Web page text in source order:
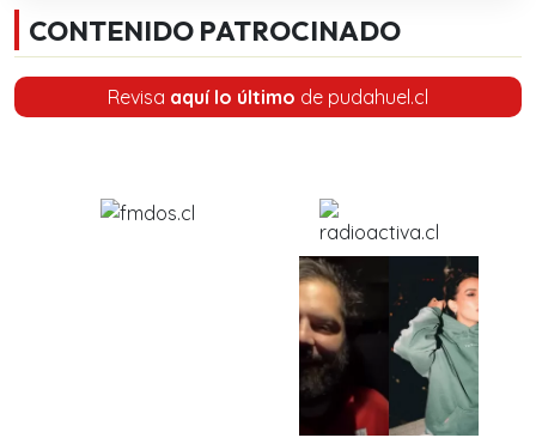
CONTENIDO PATROCINADO
Revisa aquí lo último de pudahuel.cl